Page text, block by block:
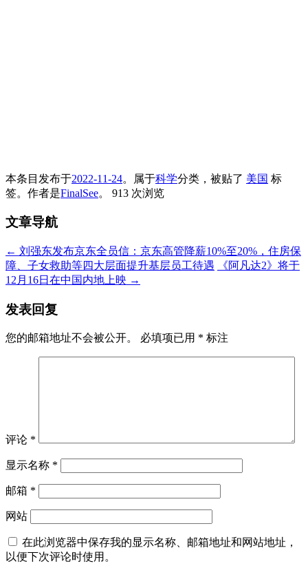
本条目发布于2022-11-24。属于科学分类，被贴了 美国 标
签。 作者是FinalSee。 913 次浏览
文章导航
← 刘强东发布京东全员信：京东高管降薪10%至20%，住房保
障、子女救助等四大层面提升基层员工待遇
《阿凡达2》将于
12月16日在中国内地上映 →
发表回复
您的邮箱地址不会被公开。 必填项已用 * 标注
评论 *
显示名称 *
邮箱 *
网站
在此浏览器中保存我的显示名称、邮箱地址和网站地址，
以便下次评论时使用。